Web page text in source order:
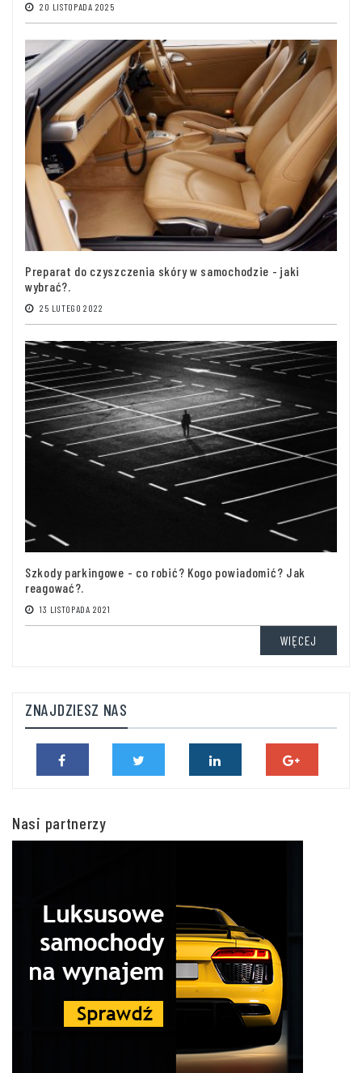
20 LISTOPADA 2025
Preparat do czyszczenia skóry w samochodzie - jaki
wybrać?.
25 LUTEGO 2022
Szkody parkingowe - co robić? Kogo powiadomić? Jak
reagować?.
13 LISTOPADA 2021
WIĘCEJ
ZNAJDZIESZ NAS
Nasi partnerzy